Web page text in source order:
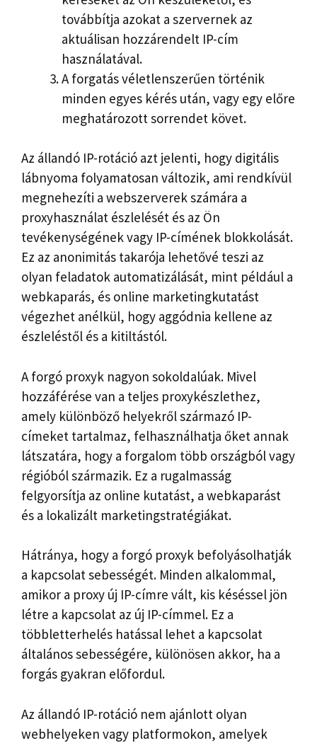
továbbítja azokat a szervernek az
aktuálisan hozzárendelt IP-cím
használatával.
A forgatás véletlenszerűen történik
minden egyes kérés után, vagy egy előre
meghatározott sorrendet követ.
Az állandó IP-rotáció azt jelenti, hogy digitális
lábnyoma folyamatosan változik, ami rendkívül
megnehezíti a webszerverek számára a
proxyhasználat észlelését és az Ön
tevékenységének vagy IP-címének blokkolását.
Ez az anonimitás takarója lehetővé teszi az
olyan feladatok automatizálását, mint például a
webkaparás, és online marketingkutatást
végezhet anélkül, hogy aggódnia kellene az
észleléstől és a kitiltástól.
A forgó proxyk nagyon sokoldalúak. Mivel
hozzáférése van a teljes proxykészlethez,
amely különböző helyekről származó IP-
címeket tartalmaz, felhasználhatja őket annak
látszatára, hogy a forgalom több országból vagy
régióból származik. Ez a rugalmasság
felgyorsítja az online kutatást, a webkaparást
és a lokalizált marketingstratégiákat.
Hátránya, hogy a forgó proxyk befolyásolhatják
a kapcsolat sebességét. Minden alkalommal,
amikor a proxy új IP-címre vált, kis késéssel jön
létre a kapcsolat az új IP-címmel. Ez a
többletterhelés hatással lehet a kapcsolat
általános sebességére, különösen akkor, ha a
forgás gyakran előfordul.
Az állandó IP-rotáció nem ajánlott olyan
webhelyeken vagy platformokon, amelyek